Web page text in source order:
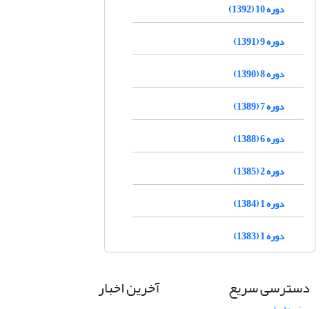
دوره 10 (1392)
دوره 9 (1391)
دوره 8 (1390)
دوره 7 (1389)
دوره 6 (1388)
دوره 2 (1385)
دوره 1 (1384)
دوره 1 (1383)
دسترسی سریع آخرین اخبار